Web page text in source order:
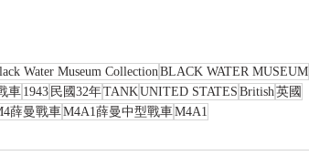
Water Museum CollectionBLACK WATER MUSEUM
車 1943 民國32年TANK UNITED STATES British 英國
薛曼戰車M4A1薛曼中型戰車M4A1